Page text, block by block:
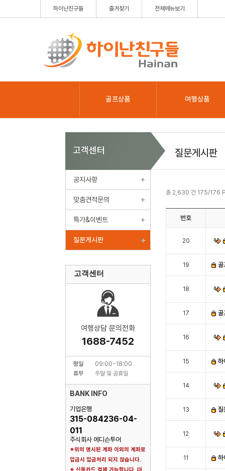
하이난친구들 즐겨찾기 전체메뉴보기
골프상품 여행상품
고객센터
공지사항
맞춤견적문의
특가&이벤트
질문게시판
고객센터
여행상담 문의전화
1688-7452
평일
09:00~18:00
휴무
주말 및 공휴일
BANK INFO
기업은행
315-084236-04-
011
주식회사 에디슨투어
※위의 명시된 계좌 이외의 계좌로
입금시 입금처리 되지 않습니다.
질문게시판
총 2,630 건 175/176
번호
20
19 골
18
17 골
16
15 하
14
13 질
12
11 하